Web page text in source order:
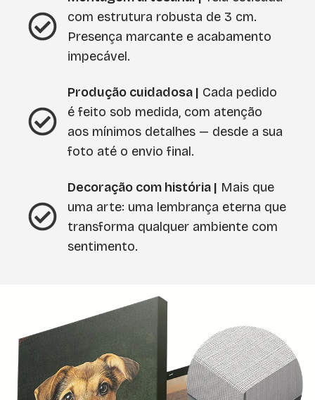
com estrutura robusta de 3 cm.
Presença marcante e acabamento
impecável.
Produção cuidadosa | Cada pedido
é feito sob medida, com atenção
aos mínimos detalhes — desde a sua
foto até o envio final.
Decoração com história | Mais que
uma arte: uma lembrança eterna que
transforma qualquer ambiente com
sentimento.